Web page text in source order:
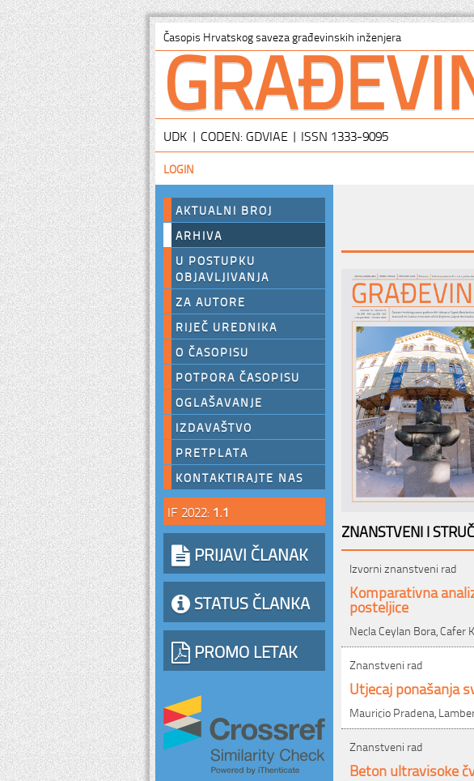
Časopis Hrvatskog saveza građevinskih inženjera
UDK | CODEN: GDVIAE | ISSN 1333-9095
LOGIN
AKTUALNI BROJ
ARHIVA
U POSTUPKU
OBJAVLJIVANJA
ZA AUTORE
RIJEČ UREDNIKA
O ČASOPISU
POTPORA ČASOPISU
OGLAŠAVANJE
IZDAVAŠTVO
PRETPLATA
KONTAKTIRAJTE NAS
IF 2022: 1.1
PRIJAVI ČLANAK
STATUS ČLANKA
PROMO LETAK
ZNANSTVENI I
Izvorni znanstveni rad
Komparativna
posteljice
Necla Ceylan Bora, Cafer
Znanstveni rad
Utjecaj ponašanja
Mauricio Pradena,
Znanstveni rad
Beton ultravisoke